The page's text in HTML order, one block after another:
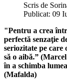
Scris de
Publicat: 09
"Pentru a crea
perfectă senzaţie
seriozitate pe care
să o aibă.”
în a schimba
(Mafalda)